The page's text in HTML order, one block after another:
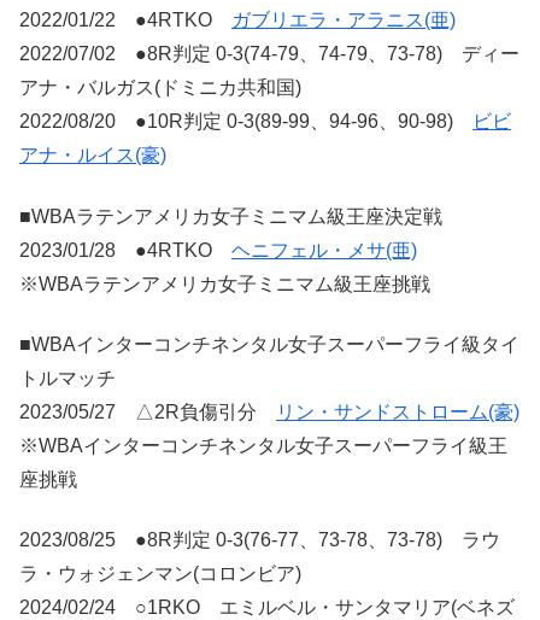
2022/01/22 ●4RTKO
ガブリエラ・アラニス(亜)
2022/07/02 ●8R判定 0-3(74-79、74-79、73-78) ディー
アナ・バルガス(ドミニカ共和国)
2022/08/20 ●10R判定 0-3(89-99、94-96、90-98)
ビビ
アナ・ルイス(豪)
■WBAラテンアメリカ女子ミニマム級王座決定戦
2023/01/28 ●4RTKO ヘニフェル・メサ(亜)
※WBAラテンアメリカ女子ミニマム級王座挑戦
■WBAインターコンチネンタル女子スーパーフライ級タイ
トルマッチ
2023/05/27 △2R負傷引分
リン・サンドストローム(豪)
※WBAインターコンチネンタル女子スーパーフライ級王
座挑戦
2023/08/25 ●8R判定 0-3(76-77、73-78、73-78) ラウ
ラ・ウォジェンマン(コロンビア)
2024/02/24 ○1RKO エミルベル・サンタマリア(ベネズ